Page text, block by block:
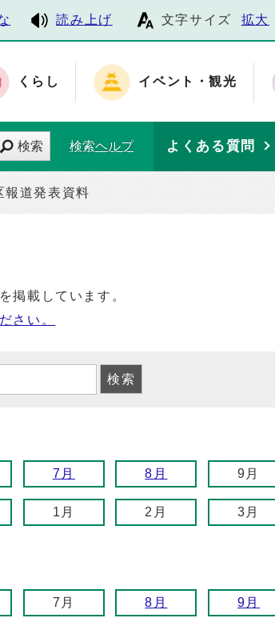
読み上げ 文字サイズ 拡大
くらし イベント・観光
検索 検索ヘルプ よくある質問
報道発表資料
掲載しています。
さい。
7月 8月 9月
1月 2月 3月
7月 8月 9月